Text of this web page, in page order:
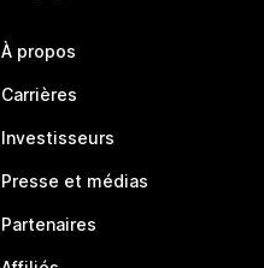
À propos
Carrières
Investisseurs
Presse et médias
Partenaires